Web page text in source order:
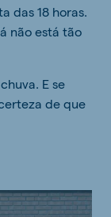
das 18 horas.
não está tão
E se
de que